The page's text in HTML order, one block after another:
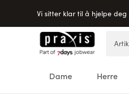
Vi sitter klar til å hjelpe
Hopp til innhold
Dame Herre